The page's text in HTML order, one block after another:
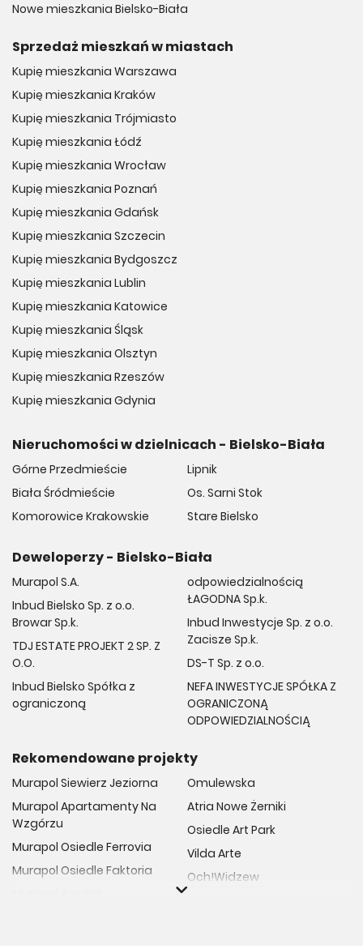
Nowe mieszkania Bielsko-Biała
Sprzedaż mieszkań w miastach
Kupię mieszkania Warszawa
Kupię mieszkania Kraków
Kupię mieszkania Trójmiasto
Kupię mieszkania Łódź
Kupię mieszkania Wrocław
Kupię mieszkania Poznań
Kupię mieszkania Gdańsk
Kupię mieszkania Szczecin
Kupię mieszkania Bydgoszcz
Kupię mieszkania Lublin
Kupię mieszkania Katowice
Kupię mieszkania Śląsk
Kupię mieszkania Olsztyn
Kupię mieszkania Rzeszów
Kupię mieszkania Gdynia
Nieruchomości w dzielnicach - Bielsko-Biała
Górne Przedmieście
Biała Śródmieście
Komorowice Krakowskie
Lipnik
Os. Sarni Stok
Stare Bielsko
Deweloperzy - Bielsko-Biała
Murapol S.A.
Inbud Bielsko Sp. z o.o.
Browar Sp.k.
TDJ ESTATE PROJEKT 2 SP. Z
O.O.
Inbud Bielsko Spółka z
ograniczoną
odpowiedzialnością
ŁAGODNA Sp.k.
Inbud Inwestycje Sp. z o.o.
Zacisze Sp.k.
DS-T Sp. z o.o.
NEFA INWESTYCJE SPÓŁKA Z
OGRANICZONĄ
ODPOWIEDZIALNOŚCIĄ
Rekomendowane projekty
Murapol Siewierz Jeziorna
Murapol Apartamenty Na
Wzgórzu
Murapol Osiedle Ferrovia
Murapol Osiedle Faktoria
Omulewska
Atria Nowe Żerniki
Osiedle Art Park
Vilda Arte
Och!Widzew